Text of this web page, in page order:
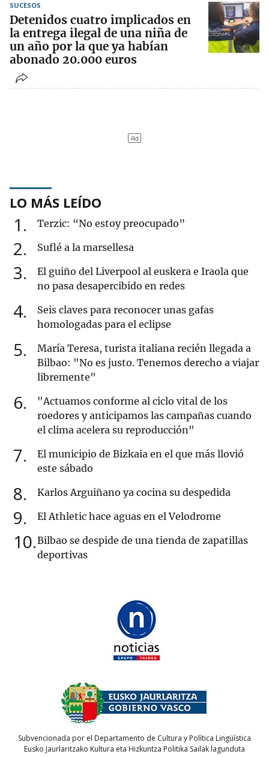
SUCESOS
Detenidos cuatro implicados en
la entrega ilegal de una niña de
un año por la que ya habían
abonado 20.000 euros
LO MÁS LEÍDO
1 Terzic: “No estoy preocupado”
2 Suflé a la marsellesa
3
El guiño del Liverpool al euskera e Iraola que
no pasa desapercibido en redes
4
Seis claves para reconocer unas gafas
homologadas para el eclipse
5
María Teresa, turista italiana recién llegada a
Bilbao: "No es justo. Tenemos derecho a viajar
libremente"
6
"Actuamos conforme al ciclo vital de los
roedores y anticipamos las campañas cuando
el clima acelera su reproducción"
7
El municipio de Bizkaia en el que más llovió
este sábado
8 Karlos Arguiñano ya cocina su despedida
9 El Athletic hace aguas en el Velodrome
10 Bilbao se despide de una tienda de zapatillas
deportivas
Subvencionada por el Departamento de Cultura y Política Lingüística
Eusko Jaurlaritzako Kultura eta Hizkuntza Politika Sailak lagunduta